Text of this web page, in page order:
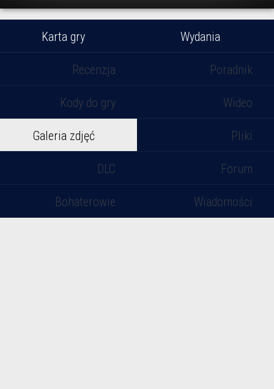
Karta gry Wydania
Recenzja Poradnik
Kody do gry Wideo
Galeria zdjęć Pliki
DLC Forum
Bohaterowie Wiadomości